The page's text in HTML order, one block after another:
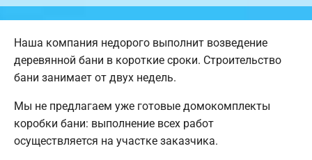
Наша компания недорого выполнит возведение
деревянной бани в короткие сроки. Строительство
бани занимает от двух недель.
Мы не предлагаем уже готовые домокомплекты
коробки бани: выполнение всех работ
осуществляется на участке заказчика.